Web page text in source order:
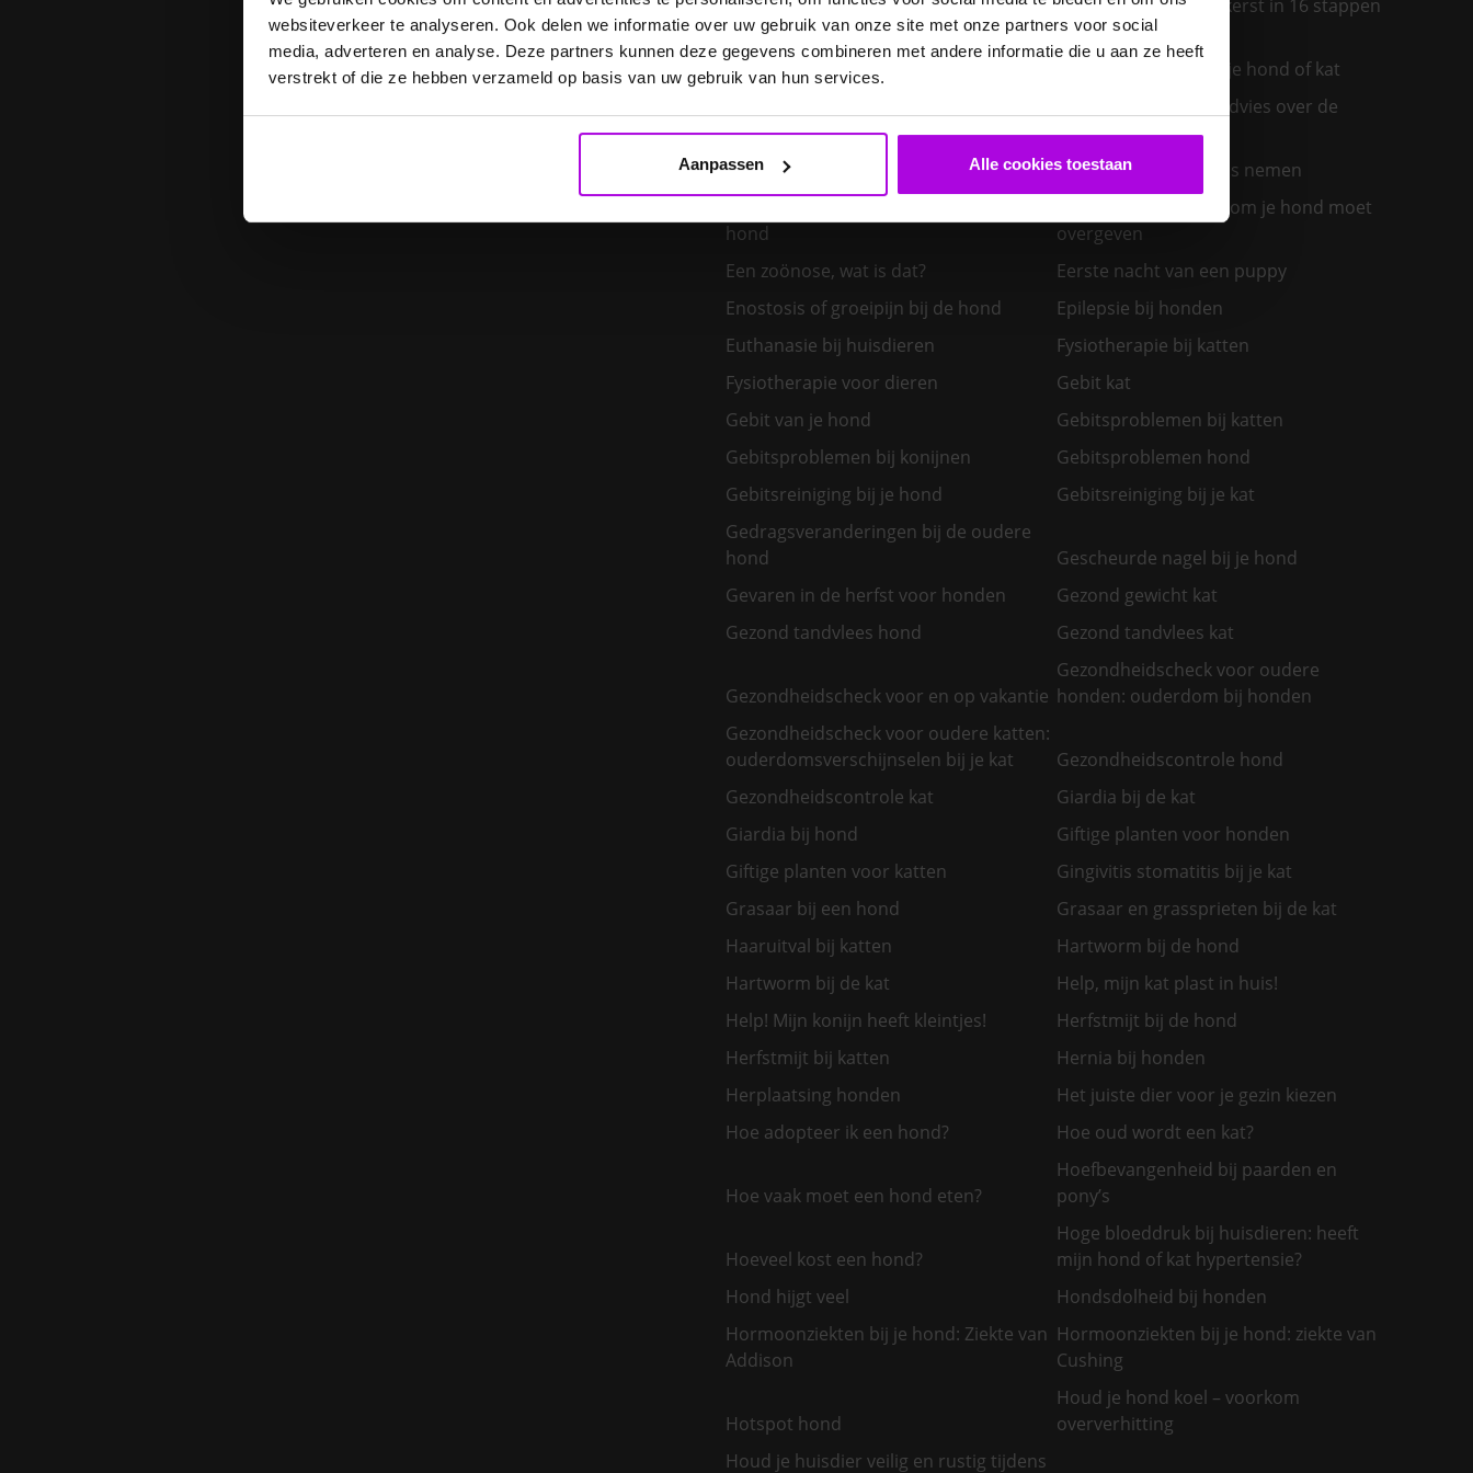
websiteverkeer te analyseren. Ook delen we informatie over uw gebruik van onze site met onze partners voor social
media, adverteren en analyse. Deze partners kunnen deze gegevens combineren met andere informatie die u aan ze heeft
verstrekt of die ze hebben verzameld op basis van uw gebruik van hun services.
Aanpassen Alle cookies toestaan
E. cuniculi bij het konijn
Een diervriendelijke kerst in 16 stappen
Een hond kiezen – welk hondenras past
bij mij?
Een insectenbeet bij je hond of kat
Een klein huisdier kiezen
Een konijn in huis – advies over de
verzorging
Een nieuw kitten in huis
Een nieuwe kat in huis nemen
hond
Een zieke hond: waarom je hond moet
overgeven
Een zoönose, wat is dat?
Eerste nacht van een puppy
Enostosis of groeipijn bij de hond
Epilepsie bij honden
Euthanasie bij huisdieren
Fysiotherapie bij katten
Fysiotherapie voor dieren
Gebit kat
Gebit van je hond
Gebitsproblemen bij katten
Gebitsproblemen bij konijnen
Gebitsproblemen hond
Gebitsreiniging bij je hond
Gebitsreiniging bij je kat
Gedragsveranderingen bij de oudere
hond
Gescheurde nagel bij je hond
Gevaren in de herfst voor honden
Gezond gewicht kat
Gezond tandvlees hond
Gezond tandvlees kat
Gezondheidscheck voor en op vakantie
Gezondheidscheck voor oudere
honden: ouderdom bij honden
Gezondheidscheck voor oudere katten:
ouderdomsverschijnselen bij je kat
Gezondheidscontrole hond
Gezondheidscontrole kat
Giardia bij de kat
Giardia bij hond
Giftige planten voor honden
Giftige planten voor katten
Gingivitis stomatitis bij je kat
Grasaar bij een hond
Grasaar en grassprieten bij de kat
Haaruitval bij katten
Hartworm bij de hond
Hartworm bij de kat
Help, mijn kat plast in huis!
Help! Mijn konijn heeft kleintjes!
Herfstmijt bij de hond
Herfstmijt bij katten
Hernia bij honden
Herplaatsing honden
Het juiste dier voor je gezin kiezen
Hoe adopteer ik een hond?
Hoe oud wordt een kat?
Hoe vaak moet een hond eten?
Hoefbevangenheid bij paarden en
pony’s
Hoeveel kost een hond?
Hoge bloeddruk bij huisdieren: heeft
mijn hond of kat hypertensie?
Hond hijgt veel
Hondsdolheid bij honden
Hormoonziekten bij je hond: Ziekte van
Addison
Hormoonziekten bij je hond: ziekte van
Cushing
Hotspot hond
Houd je hond koel – voorkom
oververhitting
Houd je huisdier veilig en rustig tijdens